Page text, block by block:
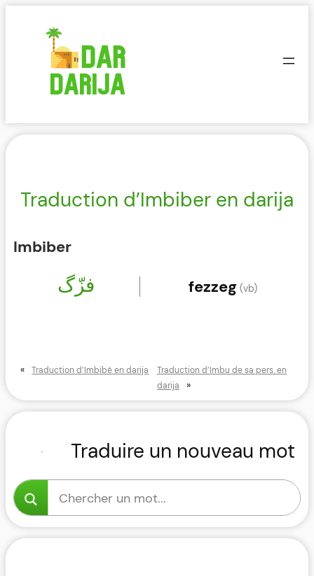
Traduction d’Imbiber en darija
Imbiber
فزّﮒ fezzeg(vb)
« Traduction d’Imbibé en darija
Traduction d’Imbu de sa pers. en
darija
»
Traduire un nouveau mot